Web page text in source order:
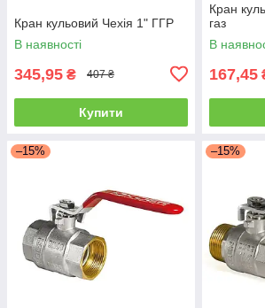
Кран кульовий Чехія 1" ГГР
В наявності
345,95 ₴ 407 ₴
Купити
Кран
газ
В
167,45
–15% –15%